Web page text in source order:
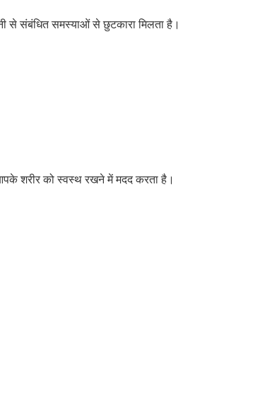
से संबंधित समस्याओं से छुटकारा मिलता है।
शरीर को स्वस्थ रखने में मदद करता है।